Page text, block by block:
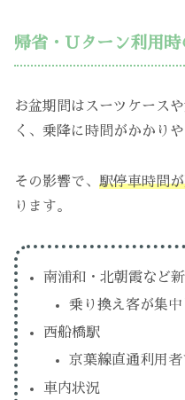
帰省・Uターン利用時
お盆期間はスーツケース
く、乗降に時間がかかり
その影響で、 駅停車時間
ります。
南浦和・北朝霞など
乗り換え客が集中
西船橋駅
京葉線直通利用
車内状況